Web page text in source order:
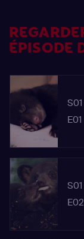
ÉPISODE
S01
E01
S01
E02